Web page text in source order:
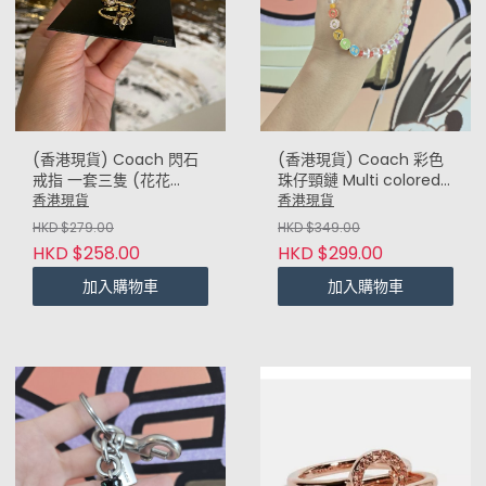
(香港現貨) Coach 閃石
戒指 一套三隻 (花花
Floral) Size 7
香港現貨
HKD $279.00
HKD $258.00
加入購物車
(香港現貨) Coach 彩色
珠仔頸鏈 Multi colored
beaded necklace
香港現貨
HKD $349.00
HKD $299.00
加入購物車